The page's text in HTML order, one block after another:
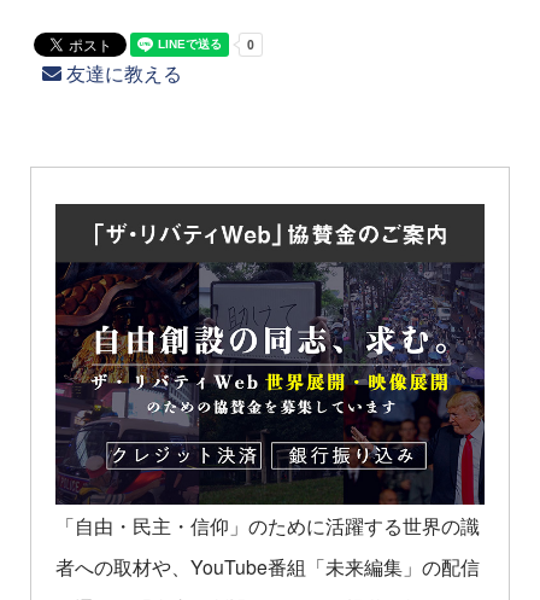
友達に教える
「自由・民主・信仰」のために活躍する世界の識
者への取材や、YouTube番組「未来編集」の配信